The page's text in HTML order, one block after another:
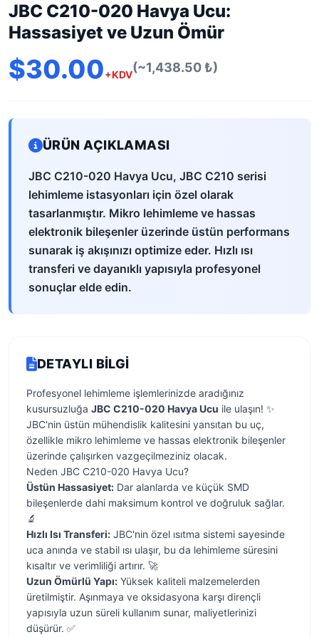
JBC C210-020 Havya Ucu:
Hassasiyet ve Uzun Ömür
$30.00+KDV(~1,438.50 ₺)
ÜRÜN AÇIKLAMASI
JBC C210-020 Havya Ucu, JBC C210 serisi
lehimleme istasyonları için özel olarak
tasarlanmıştır. Mikro lehimleme ve hassas
elektronik bileşenler üzerinde üstün performans
sunarak iş akışınızı optimize eder. Hızlı ısı
transferi ve dayanıklı yapısıyla profesyonel
sonuçlar elde edin.
DETAYLI BILGI
Profesyonel lehimleme işlemlerinizde aradığınız
kusursuzluğa JBC C210-020 Havya Ucu ile ulaşın! ✨
JBC'nin üstün mühendislik kalitesini yansıtan bu uç,
özellikle mikro lehimleme ve hassas elektronik bileşenler
üzerinde çalışırken vazgeçilmeziniz olacak.
Neden JBC C210-020 Havya Ucu?
Üstün Hassasiyet: Dar alanlarda ve küçük SMD
bileşenlerde dahi maksimum kontrol ve doğruluk sağlar.
🔬
Hızlı Isı Transferi: JBC'nin özel ısıtma sistemi sayesinde
uca anında ve stabil ısı ulaşır, bu da lehimleme süresini
kısaltır ve verimliliği artırır. 🚀
Uzun Ömürlü Yapı: Yüksek kaliteli malzemelerden
üretilmiştir. Aşınmaya ve oksidasyona karşı dirençli
yapısıyla uzun süreli kullanım sunar, maliyetlerinizi
düşürür. ✅